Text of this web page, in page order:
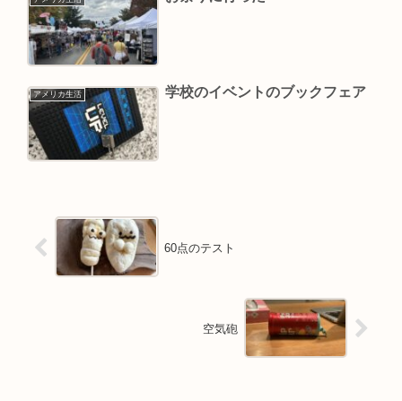
アメリカ生活 学校のイベントのブックフェア
60点のテスト
空気砲